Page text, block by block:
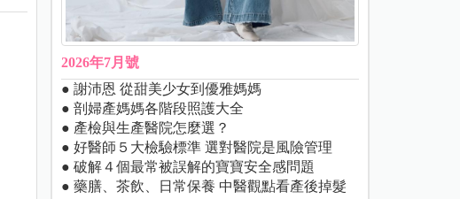
2026年7月號
● 謝沛恩 從甜美少女到優雅媽媽
● 剖婦產媽媽各階段照護大全
● 產檢與生產醫院怎麼選？
● 好醫師５大檢驗標準 選對醫院是風險管理
● 破解４個最常被誤解的寶寶安全感問題
● 藥膳、茶飲、日常保養 中醫觀點看產後掉髮